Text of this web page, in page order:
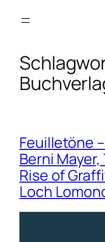
Inhalt
Feuilletöne
Berni
Rise of
Loch